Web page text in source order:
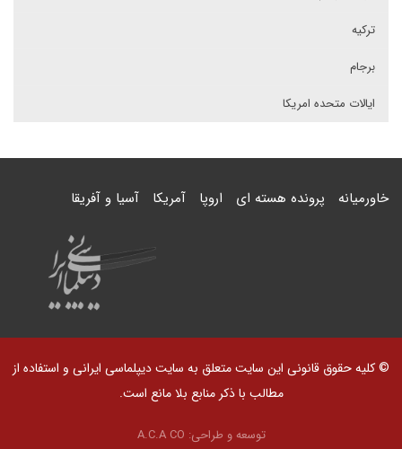
ترکیه
برجام
ایالات متحده امریکا
خاورمیانه پرونده هسته ای اروپا آمریکا آسیا و آفریقا
© کلیه حقوق قانونی این سایت متعلق به سایت دیپلماسی ایرانی و استفاده از
مطالب با ذکر منابع بلا مانع است.
توسعه و طراحی: A.C.A CO